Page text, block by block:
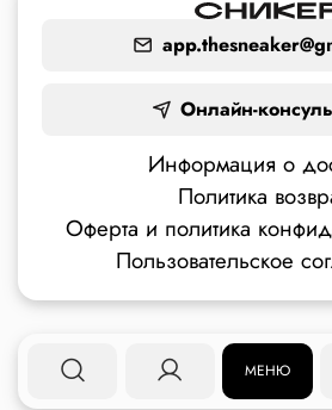
Онлайн-
Информация о
Политика
Оферта и политика
Пользовательское
МЕНЮ